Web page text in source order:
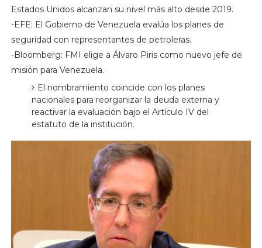
Estados Unidos alcanzan su nivel más alto desde 2019.
-EFE: El Gobierno de Venezuela evalúa los planes de
seguridad con representantes de petroleras.
-Bloomberg: FMI elige a Álvaro Piris como nuevo jefe de
misión para Venezuela.
El nombramiento coincide con los planes
nacionales para reorganizar la deuda externa y
reactivar la evaluación bajo el Artículo IV del
estatuto de la institución.